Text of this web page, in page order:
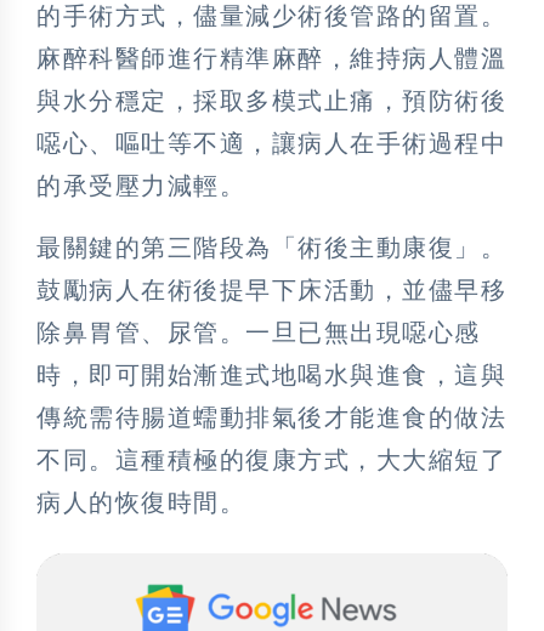
的手術方式，儘量減少術後管路的留置。
麻醉科醫師進行精準麻醉，維持病人體溫
與水分穩定，採取多模式止痛，預防術後
噁心、嘔吐等不適，讓病人在手術過程中
的承受壓力減輕。
最關鍵的第三階段為「術後主動康復」。
鼓勵病人在術後提早下床活動，並儘早移
除鼻胃管、尿管。一旦已無出現噁心感
時，即可開始漸進式地喝水與進食，這與
傳統需待腸道蠕動排氣後才能進食的做法
不同。這種積極的復康方式，大大縮短了
病人的恢復時間。